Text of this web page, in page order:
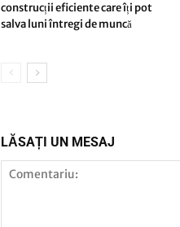
construcții eficiente care îți pot
salva luni întregi de muncă
LĂSAȚI UN MESAJ